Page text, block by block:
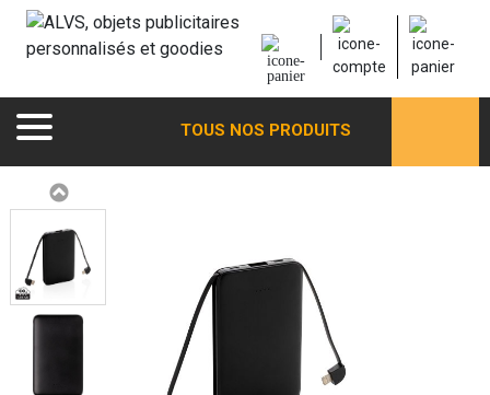
TOUS NOS PRODUITS